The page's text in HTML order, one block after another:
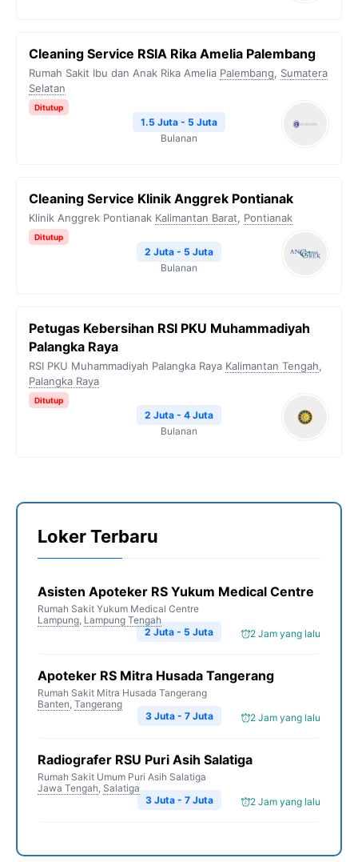
Cleaning Service RSIA Rika Amelia Palembang
Rumah Sakit Ibu dan Anak Rika Amelia Palembang, Sumatera
Selatan
Ditutup
1.5 Juta - 5 Juta
Bulanan
Cleaning Service Klinik Anggrek Pontianak
Klinik Anggrek Pontianak Kalimantan Barat, Pontianak
Ditutup
2 Juta - 5 Juta
Bulanan
Petugas Kebersihan RSI PKU Muhammadiyah
Palangka Raya
RSI PKU Muhammadiyah Palangka Raya Kalimantan Tengah,
Palangka Raya
Ditutup
2 Juta - 4 Juta
Bulanan
Loker Terbaru
Asisten Apoteker RS Yukum Medical Centre
Rumah Sakit Yukum Medical Centre
Lampung, Lampung Tengah
2 Jam yang lalu
2 Juta - 5 Juta
Apoteker RS Mitra Husada Tangerang
Rumah Sakit Mitra Husada Tangerang
Banten, Tangerang
2 Jam yang lalu
3 Juta - 7 Juta
Radiografer RSU Puri Asih Salatiga
Rumah Sakit Umum Puri Asih Salatiga
Jawa Tengah, Salatiga
2 Jam yang lalu
3 Juta - 7 Juta